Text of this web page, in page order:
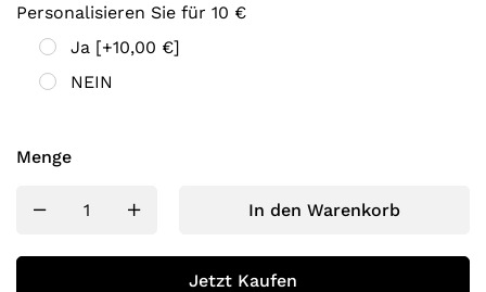
Personalisieren Sie für 10 €
Ja [+10,00 €]
NEIN
Menge
In den Warenkorb
Jetzt Kaufen